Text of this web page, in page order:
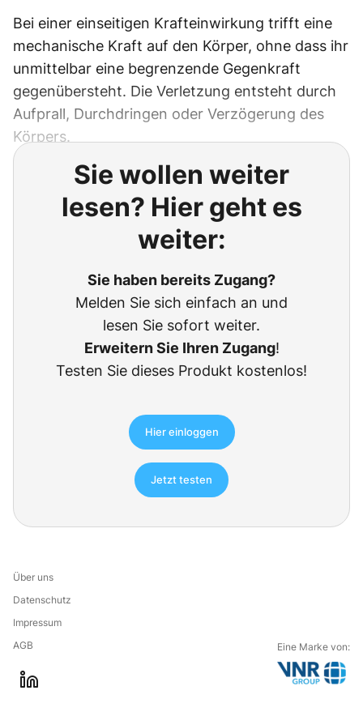
Bei einer einseitigen Krafteinwirkung trifft eine
mechanische Kraft auf den Körper, ohne dass ihr
unmittelbar eine begrenzende Gegenkraft
gegenübersteht. Die Verletzung entsteht durch
Aufprall, Durchdringen oder Verzögerung des
Körpers.
Sie wollen weiter
lesen? Hier geht es
weiter:
Sie haben bereits Zugang?
Melden Sie sich einfach an und
lesen Sie sofort weiter.
Erweitern Sie Ihren Zugang!
Testen Sie dieses Produkt kostenlos!
Hier einloggen
Jetzt testen
Über uns
Datenschutz
Impressum
AGB
Eine Marke von: